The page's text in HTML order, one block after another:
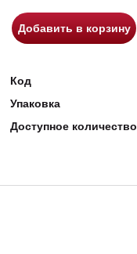
Добавить в корзину
Код
Упаковка
Доступное количество